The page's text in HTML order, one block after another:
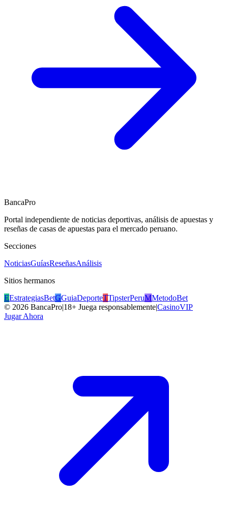
BancaPro
Portal independiente de noticias deportivas, análisis de apuestas y
reseñas de casas de apuestas para el mercado peruano.
Secciones
NoticiasGuíasReseñasAnálisis
Sitios hermanos
EEstrategiasBetGGuiaDeporteTTipsterPeruMMetodoBet
© 2026 BancaPro|18+ Juega responsablemente|CasinoVIP
Jugar Ahora